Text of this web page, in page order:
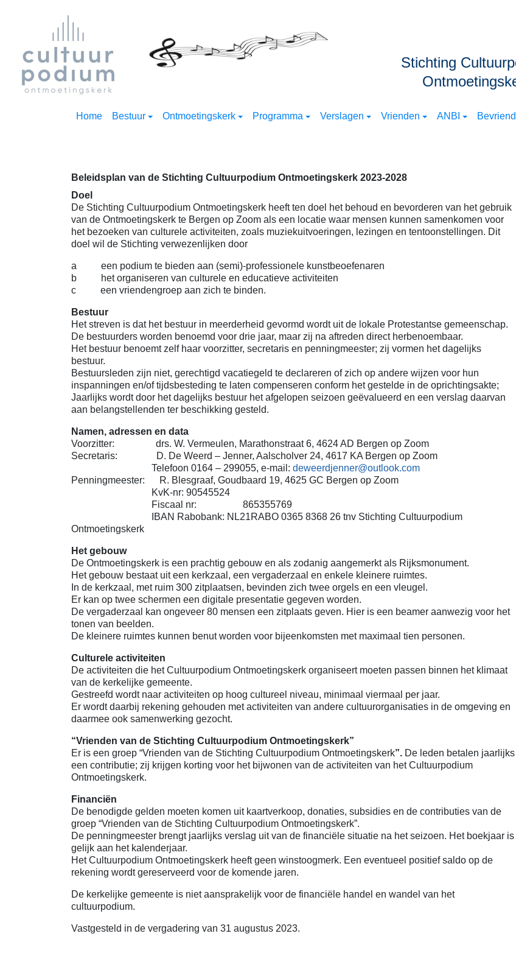
Stichting
Home Bestuur Ontmoetingskerk Programma Verslagen Vrienden ANBI
Beleidsplan van de Stichting Cultuurpodium Ontmoetingskerk 2023-2028
Doel
De Stichting Cultuurpodium Ontmoetingskerk heeft ten doel het behoud en bevorderen van het gebruik
van de Ontmoetingskerk te Bergen op Zoom als een locatie waar mensen kunnen samenkomen voor
het bezoeken van culturele activiteiten, zoals muziekuitvoeringen, lezingen en tentoonstellingen. Dit
doel wil de Stichting verwezenlijken door
a een podium te bieden aan (semi)-professionele kunstbeoefenaren
b het organiseren van culturele en educatieve activiteiten
c een vriendengroep aan zich te binden.
Bestuur
Het streven is dat het bestuur in meerderheid gevormd wordt uit de lokale Protestantse gemeenschap.
De bestuurders worden benoemd voor drie jaar, maar zij na aftreden direct herbenoembaar.
Het bestuur benoemt zelf haar voorzitter, secretaris en penningmeester; zij vormen het dagelijks
bestuur.
Bestuursleden zijn niet, gerechtigd vacatiegeld te declareren of zich op andere wijzen voor hun
inspanningen en/of tijdsbesteding te laten compenseren conform het gestelde in de oprichtingsakte;
Jaarlijks wordt door het dagelijks bestuur het afgelopen seizoen geëvalueerd en een verslag daarvan
aan belangstellenden ter beschikking gesteld.
Namen, adressen en data
Voorzitter: drs. W. Vermeulen, Marathonstraat 6, 4624 AD Bergen op Zoom
Secretaris: D. De Weerd – Jenner, Aalscholver 24, 4617 KA Bergen op Zoom
Telefoon 0164 – 299055, e-mail: deweerdjenner@outlook.com
Penningmeester: R. Blesgraaf, Goudbaard 19, 4625 GC Bergen op Zoom
KvK-nr: 90545524
Fiscaal nr: 865355769
IBAN Rabobank: NL21RABO 0365 8368 26 tnv Stichting Cultuurpodium
Ontmoetingskerk
Het gebouw
De Ontmoetingskerk is een prachtig gebouw en als zodanig aangemerkt als Rijksmonument.
Het gebouw bestaat uit een kerkzaal, een vergaderzaal en enkele kleinere ruimtes.
In de kerkzaal, met ruim 300 zitplaatsen, bevinden zich twee orgels en een vleugel.
Er kan op twee schermen een digitale presentatie gegeven worden.
De vergaderzaal kan ongeveer 80 mensen een zitplaats geven. Hier is een beamer aanwezig voor het
tonen van beelden.
De kleinere ruimtes kunnen benut worden voor bijeenkomsten met maximaal tien personen.
Culturele activiteiten
De activiteiten die het Cultuurpodium Ontmoetingskerk organiseert moeten passen binnen het klimaat
van de kerkelijke gemeente.
Gestreefd wordt naar activiteiten op hoog cultureel niveau, minimaal viermaal per jaar.
Er wordt daarbij rekening gehouden met activiteiten van andere cultuurorganisaties in de omgeving en
daarmee ook samenwerking gezocht.
“Vrienden van de Stichting Cultuurpodium Ontmoetingskerk”
Er is een groep “Vrienden van de Stichting Cultuurpodium Ontmoetingskerk”. De leden betalen jaarlijks
een contributie; zij krijgen korting voor het bijwonen van de activiteiten van het Cultuurpodium
Ontmoetingskerk.
Financiën
De benodigde gelden moeten komen uit kaartverkoop, donaties, subsidies en de contributies van de
groep “Vrienden van de Stichting Cultuurpodium Ontmoetingskerk”.
De penningmeester brengt jaarlijks verslag uit van de financiële situatie na het seizoen. Het boekjaar is
gelijk aan het kalenderjaar.
Het Cultuurpodium Ontmoetingskerk heeft geen winstoogmerk. Een eventueel positief saldo op de
rekening wordt gereserveerd voor de komende jaren.
De kerkelijke gemeente is niet aansprakelijk voor de financiële handel en wandel van het
cultuurpodium.
Vastgesteld in de vergadering van 31 augustus 2023.